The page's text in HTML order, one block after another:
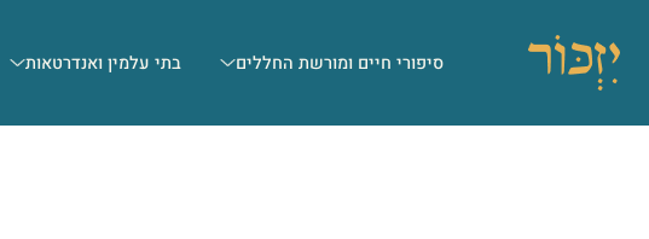
סיפורי חיים ומורשת החללים בתי עלמין ואנדרטאות